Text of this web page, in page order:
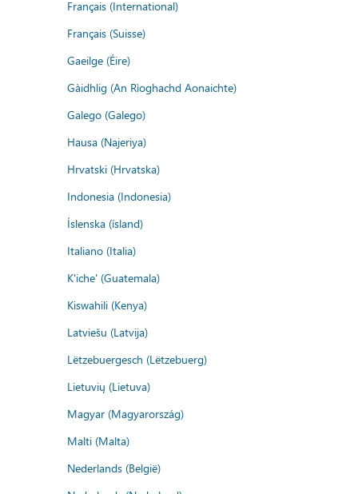
Français (International)
Français (Suisse)
Gaeilge (Éire)
Gàidhlig (An Rìoghachd Aonaichte)
Galego (Galego)
Hausa (Najeriya)
Hrvatski (Hrvatska)
Indonesia (Indonesia)
Íslenska (ísland)
Italiano (Italia)
K'iche' (Guatemala)
Kiswahili (Kenya)
Latviešu (Latvija)
Lëtzebuergesch (Lëtzebuerg)
Lietuvių (Lietuva)
Magyar (Magyarország)
Malti (Malta)
Nederlands (België)